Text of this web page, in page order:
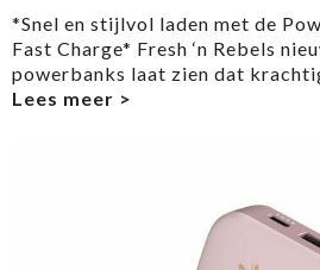
Sport
Werkkleding
*Snel en stijlvol laden met de
Fast Charge* Fresh ‘n Rebels
powerbanks laat zien dat